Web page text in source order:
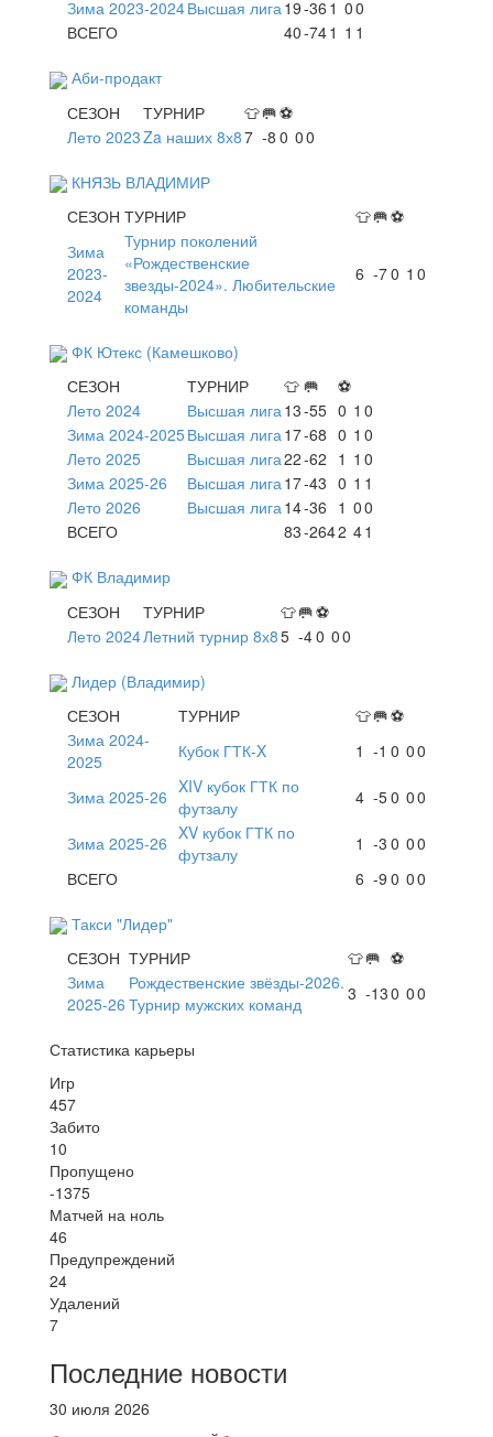
Зима 2023-2024Высшая лига19-36 1 00
ВСЕГО
40-741 1 1
Аби-продакт
СЕЗОН
ТУРНИР 👕🥅⚽
Лето 2023Za наших 8х87 -8 0 00
КНЯЗЬ ВЛАДИМИР
СЕЗОН ТУРНИР 👕🥅⚽
Зима
2023-
2024
Турнир поколений
«Рождественские
звезды-2024». Любительские
команды
6 -70 1 0
ФК Ютекс (Камешково)
СЕЗОН
ТУРНИР 👕 🥅
⚽
Лето 2024
Высшая лига13-55 0 1 0
Зима 2024-2025Высшая лига17-68 0 1 0
Лето 2025
Высшая лига22-62 1 1 0
Зима 2025-26
Высшая лига17-43 0 1 1
Лето 2026
Высшая лига14-36 1 00
ВСЕГО
83-2642 41
ФК Владимир
СЕЗОН
ТУРНИР 👕🥅⚽
Лето 2024Летний турнир 8х85 -40 00
Лидер (Владимир)
СЕЗОН
ТУРНИР 👕🥅⚽
Зима 2024-
2025
Кубок ГТК-X 1 -1 0 00
Зима 2025-26 XIV кубок ГТК по
футзалу
4 -50 00
Зима 2025-26 XV кубок ГТК по
футзалу
1 -3 0 00
ВСЕГО
6 -9 0 00
Такси "Лидер"
СЕЗОН ТУРНИР 👕🥅 ⚽
Зима
2025-26
Рождественские звёзды-2026.
Турнир мужских команд
3 -130 00
Статистика карьеры
Игр
457
Забито
10
Пропущено
-1375
Матчей на ноль
46
Предупреждений
24
Удалений
7
Последние новости
30 июля 2026